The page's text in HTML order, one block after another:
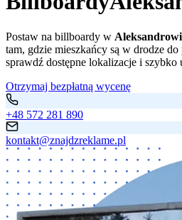
Postaw na billboardy w
tam, gdzie mieszkańcy są w drodze
sprawdź dostępne lokalizacje i szybko
Otrzymaj bezpłatną wycenę
+48 572 281 890
kontakt@znajdzreklame.pl